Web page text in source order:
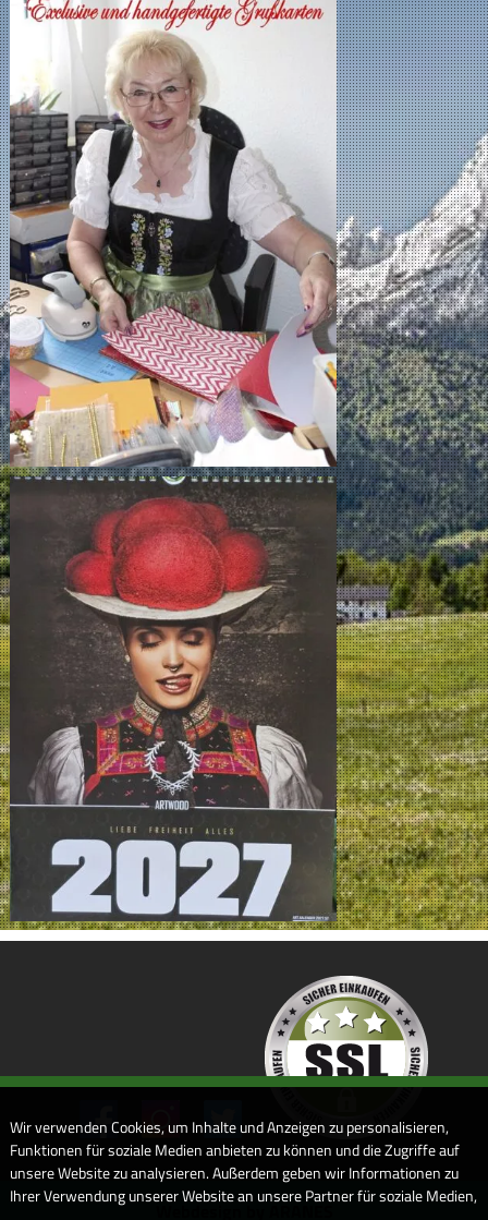
Webdesign by ARANES
Wir verwenden Cookies, um Inhalte und Anzeigen zu personalisieren,
Funktionen für soziale Medien anbieten zu können und die Zugriffe auf
unsere Website zu analysieren. Außerdem geben wir Informationen zu
Ihrer Verwendung unserer Website an unsere Partner für soziale Medien,